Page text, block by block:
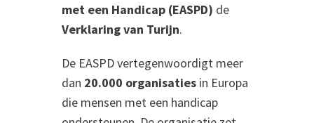
met een Handicap (EASPD) de
Verklaring van Turijn.
De EASPD vertegenwoordigt meer
dan 20.000 organisaties in Europa
die mensen met een handicap